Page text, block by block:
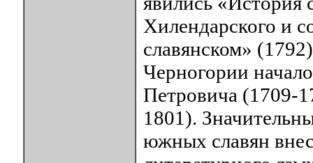
Хилендарского и
славянском»
Черногории
Петровича (1709-
1801).
южных славян